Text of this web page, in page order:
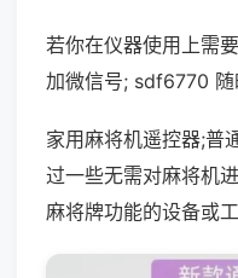
若你在仪器使用上需
加微信号; sdf6770 随
家用麻将机遥控器;普
过一些无需对麻将机
麻将牌功能的设备或工